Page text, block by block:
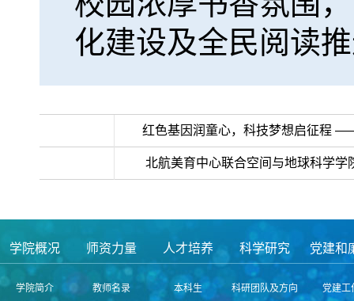
化建设及全民阅读
红色基因润童心，科技梦想启征程
北航美育中心联合空间与地球科学
学院概况
学院简介
师资力量
教师名录
人才培养
本科生
科学研究
科研团队及方向
党建和
党建工